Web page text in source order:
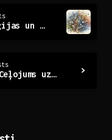
B2G mārketings: Stratēģijas un iespējas valsts tirgū
Mājaslapu izstrāde: Ceļojums uz digitālās identitātes veidošanu